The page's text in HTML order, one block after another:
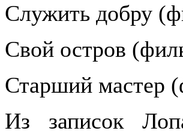
Служить добру
Свой остров
Старший мастер
Из записок